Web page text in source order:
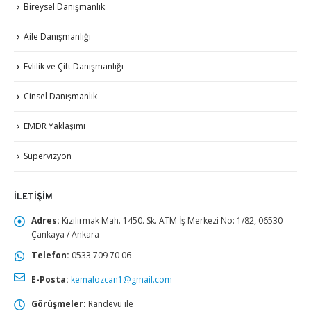
Bireysel Danışmanlık
Aile Danışmanlığı
Evlilik ve Çift Danışmanlığı
Cinsel Danışmanlık
EMDR Yaklaşımı
Süpervizyon
İLETIŞIM
Adres: Kızılırmak Mah. 1450. Sk. ATM İş Merkezi No: 1/82, 06530
Çankaya / Ankara
Telefon: 0533 709 70 06
E-Posta: kemalozcan1@gmail.com
Görüşmeler: Randevu ile